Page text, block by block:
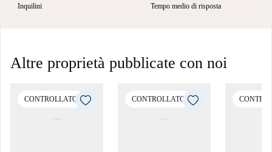
Inquilini Tempo medio di risposta
Altre proprietà pubblicate con noi
CONTROLLATO CONTROLLATO